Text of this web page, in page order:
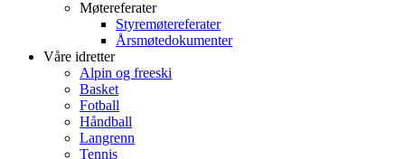
Møtereferater
Styremøtereferater
Årsmøtedokumenter
Våre idretter
Alpin og freeski
Basket
Fotball
Håndball
Langrenn
Tennis